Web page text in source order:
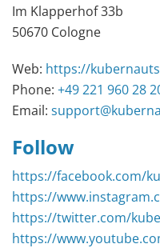
Im Klapperhof 33b
50670 Cologne
Web: https://
Phone: +49 221 960 28
Email:
Follow
https://facebook.com/
https://
https://twitter.com/
https://